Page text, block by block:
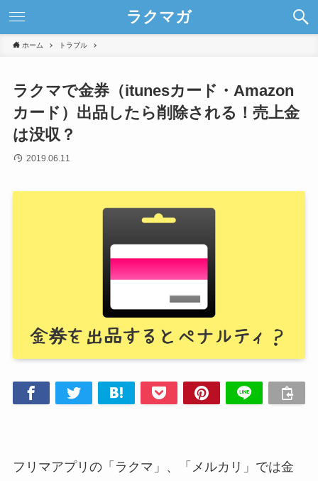
ラクマガ
ホーム トラブル
ラクマで金券（itunesカード・Amazon
カード）出品したら削除される！売上金
は没収？
2019.06.11
フリマアプリの「ラクマ」、「メルカリ」では金